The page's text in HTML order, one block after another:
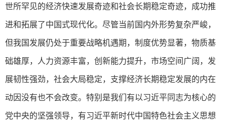
世所罕见的经济快速发展奇迹和社会长期稳定奇迹，成功推
进和拓展了中国式现代化。尽管当前国内外形势复杂严峻，
但我国发展仍处于重要战略机遇期，制度优势显著，物质基
础雄厚，人力资源丰富，创新能力提升，市场空间广阔，发
展韧性强劲，社会大局稳定，支撑经济长期稳定发展的内在
动因没有也不会改变。特别是我们有以习近平同志为核心的
党中央的坚强领导，有习近平新时代中国特色社会主义思想